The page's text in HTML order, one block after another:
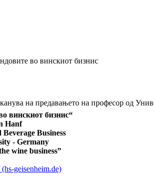
во винскиот бизнис
на предавањето на професор од
винскиот бизнис“
Hanf
Business
- Germany
wine business”
geisenheim.de)